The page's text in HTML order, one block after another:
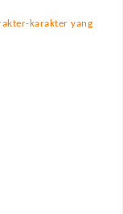
karakter yang